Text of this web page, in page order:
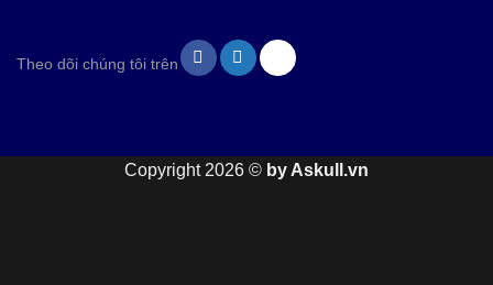
Theo dõi chúng tôi trên
Copyright 2026 © by Askull.vn